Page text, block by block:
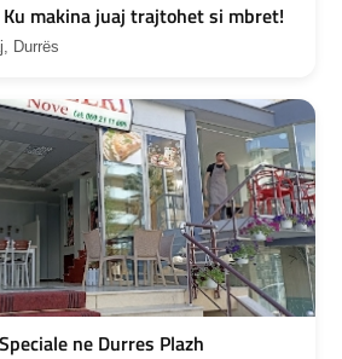
makina juaj trajtohet si mbret!
Durrës
ne Durres Plazh